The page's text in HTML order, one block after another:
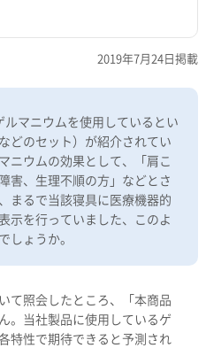
2019年7月24日掲載
マニウムを使用しているとい
どのセット）が紹介されてい
ニウムの効果として、「肩こ
害、生理不順の方」などとさ
まるで当該寝具に医療機器的
示を行っていました、このよ
しょうか。
て照会したところ、「本商品
。当社製品に使用しているゲ
特性で期待できると予測され